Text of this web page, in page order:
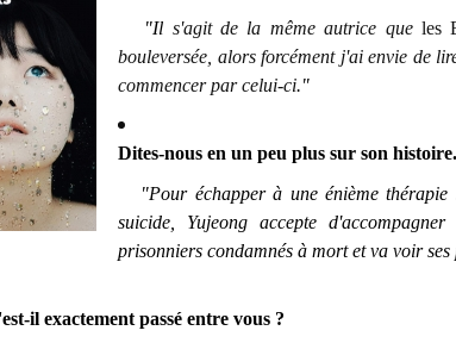
"Il s'agit de la même autrice que les
bouleversée, alors forcément j'ai envie de
commencer par celui-ci."
Dites-nous en un peu plus sur son
"Pour échapper à une énième thérapie
suicide, Yujeong accepte
prisonniers condamnés à mort et va voir ses
il exactement passé entre vous ?